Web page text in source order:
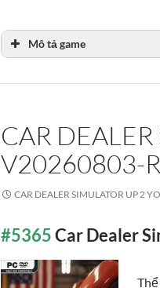
Mô tả game
CAR
V20260803-
CAR DEALER SIMULATOR UP 2
#5365Car Dealer